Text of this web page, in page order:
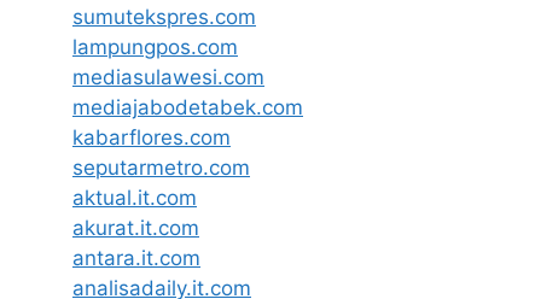
sumutekspres.com
lampungpos.com
mediasulawesi.com
mediajabodetabek.com
kabarflores.com
seputarmetro.com
aktual.it.com
akurat.it.com
antara.it.com
analisadaily.it.com